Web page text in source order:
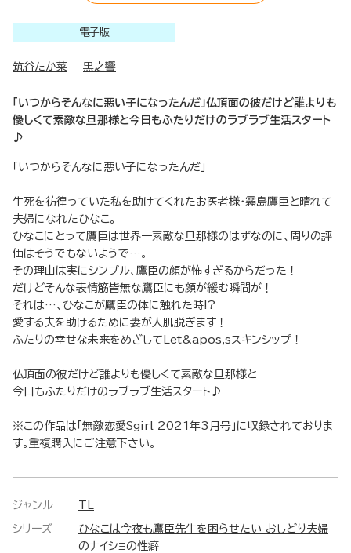
電子版
筑谷たか菜 黒之響
「いつからそんなに悪い子になったんだ」仏頂面の彼だけど誰よりも
優しくて素敵な旦那様と今日もふたりだけのラブラブ生活スタート
♪
「いつからそんなに悪い子になったんだ」
生死を彷徨っていた私を助けてくれたお医者様・霧島鷹臣と晴れて
夫婦になれたひなこ。
ひなこにとって鷹臣は世界一素敵な旦那様のはずなのに、周りの評
価はそうでもないようで…。
その理由は実にシンプル、鷹臣の顔が怖すぎるからだった！
だけどそんな表情筋皆無な鷹臣にも顔が緩む瞬間が！
それは…、ひなこが鷹臣の体に触れた時!?
愛する夫を助けるために妻が人肌脱ぎます！
ふたりの幸せな未来をめざしてLet&apos,sスキンシップ！
仏頂面の彼だけど誰よりも優しくて素敵な旦那様と
今日もふたりだけのラブラブ生活スタート♪
※この作品は「無敵恋愛Sgirl 2021年3月号」に収録されておりま
す。重複購入にご注意下さい。
ジャンル
シリーズ
ひなこは今夜も鷹臣先生を困らせたい おしどり夫婦
のナイショの性癖